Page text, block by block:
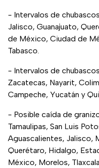
- Intervalos de
Jalisco, Guanajuato,
de México, Ciudad de
Tabasco.
- Intervalos de
Zacatecas, Nayarit,
Campeche, Yucatán y
- Posible caída de
Tamaulipas, San Luis
Aguascalientes, Jalisco,
Querétaro, Hidalgo,
México, Morelos,